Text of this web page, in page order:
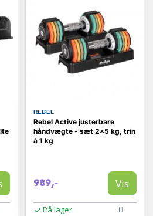
REBEL
Rebel Active justerbare
håndvægte - sæt 2×5 kg, trin
á 1 kg
989,- Vis
På lager